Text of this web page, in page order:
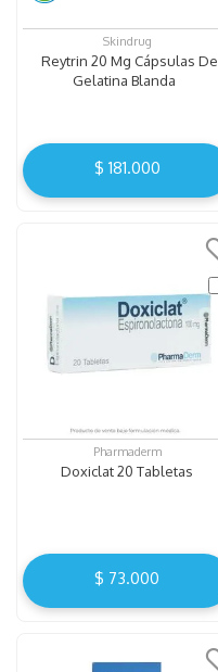
Skindrug
Reytrin 20 Mg Cápsulas De
Gelatina Blanda
$ 181.000
Pharmaderm
Doxiclat 20 Tabletas
$ 73.000